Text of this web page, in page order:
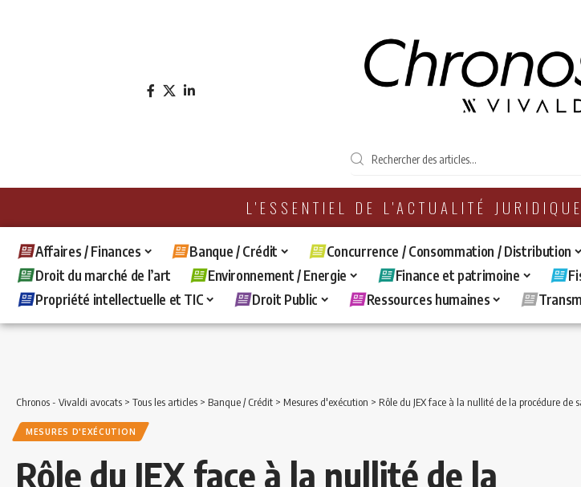
L'ESSENTIEL DE L'ACTUALITÉ
Affaires / Finances Banque / Crédit Concurrence / Consommation / Distribution
Droit du marché de l’art
Environnement / Energie Finance et patrimoine
Propriété intellectuelle et TIC
Droit Public Ressources humaines
Chronos - Vivaldi avocats > Tous les articles > Banque / Crédit > Mesures d'exécution > Rôle du JEX face à la nullité de la procédure de saisie
MESURES D'EXÉCUTION
Rôle du JEX face à la nullité de la